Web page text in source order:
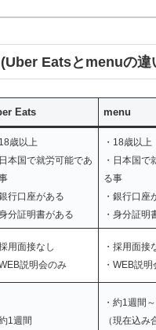
Eatsとmenuの違
Eats menu
18歳以上
日本国で就労可能であ
銀行口座がある
身分証明書がある
・18歳以上
・日本国で
る事
・銀行口座
・身分証明
用面接なし
WEB説明会のみ
・採用面接
・WEB説
1週間
・約1週間
（現在込み